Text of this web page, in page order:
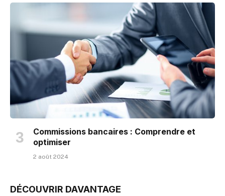
Commissions bancaires : Comprendre et
optimiser
2 août 2024
DÉCOUVRIR DAVANTAGE